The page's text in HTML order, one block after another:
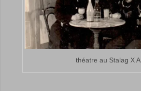
théatre au Stalag X A